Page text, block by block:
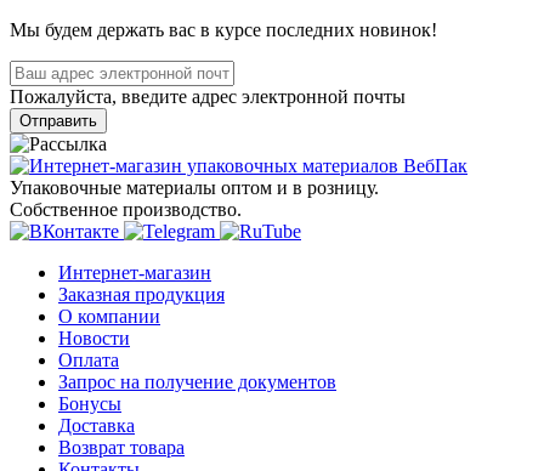
Мы будем держать вас в курсе последних новинок!
Пожалуйста, введите адрес электронной почты
Отправить
Упаковочные материалы оптом и в розницу.
Собственное производство.
Интернет-магазин
Заказная продукция
О компании
Новости
Оплата
Запрос на получение документов
Бонусы
Доставка
Возврат товара